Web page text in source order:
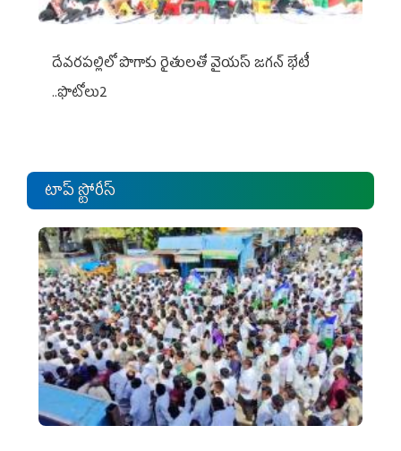
దేవరపల్లిలో పొగాకు రైతులతో వైయస్ జగన్ భేటీ
..ఫొటోలు2
టాప్ స్టోరీస్